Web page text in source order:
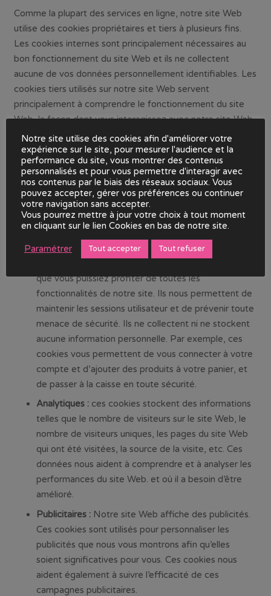
Comme la plupart des services en ligne, notre site Web
utilise des cookies propriétaires et tiers à plusieurs fins.
Les cookies internes sont principalement nécessaires au
bon fonctionnement du site Web et ils ne collectent
aucune de vos données personnellement identifiables. Les
cookies tiers utilisés sur notre site Web servent
principalement à comprendre le fonctionnement du site
Web, la façon dont vous interagissez avec notre site Web,
la sécurité de nos services, la fourniture de publicités
pertinentes pour vous et, dans l’ensemble, un meilleur
utilisateur. expérience et aider à accélérer vos futures
interactions avec notre site Web.
Quels types de cookies utilisons-nous
que vous puissiez profiter de toutes les
fonctionnalités de notre site. Ils nous permettent de
maintenir les sessions utilisateur et de prévenir toute
menace de sécurité. Ils ne collectent ni ne stockent
aucune information personnelle. Par exemple, ces
cookies vous permettent de vous connecter à votre
compte et d’ajouter des produits à votre panier, et
de passer à la caisse en toute sécurité.
Analytiques : ces cookies stockent des informations
telles que le nombre de visiteurs sur le site Web, le
nombre de visiteurs uniques, les pages du site Web
qui ont été visitées, la source de la visite, etc. Ces
données nous aident à comprendre et à analyser les
performances du site Web. et où il a besoin d’être
amélioré.
Publicitaires : Notre site Web affiche des publicités.
Ces cookies sont utilisés pour personnaliser les
publicités que nous vous montrons afin qu’elles
soient significatives pour vous. Ces cookies nous
aident également à suivre l’efficacité de ces
campagnes publicitaires.
Notre site utilise des cookies afin d'améliorer votre
expérience sur le site, pour mesurer l'audience et la
performance du site, vous montrer des contenus
personnalisés et pour vous permettre d'interagir avec
nos contenus par le biais des réseaux sociaux. Vous
pouvez accepter, gérer vos préférences ou continuer
votre navigation sans accepter.
Vous pourrez mettre à jour votre choix à tout moment
en cliquant sur le lien Cookies en bas de notre site.
Paramétrer Tout accepter Tout refuser